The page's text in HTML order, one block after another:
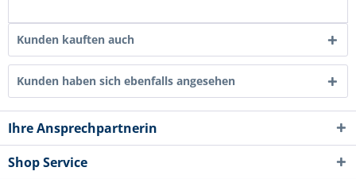
Kunden kauften auch
Kunden haben sich ebenfalls angesehen
Ihre Ansprechpartnerin
Shop Service